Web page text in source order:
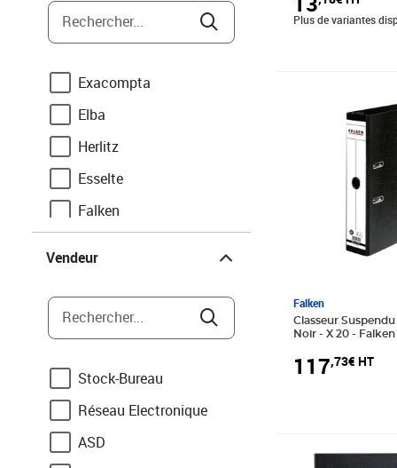
Rechercher...
Exacompta
Elba
Herlitz
Esselte
Falken
Herma
Acropaq
Avery
Coutal
Vendeur
Rechercher...
Stock-Bureau
Réseau Electronique
ASD
Plus de variantes
Falken
Classeur
Noir - X 20 - Falken
117,73€ HT
Prix 34,51€ HT